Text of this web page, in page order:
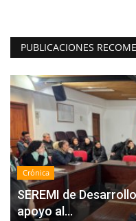
PUBLICACIONES
Crónica
SEREMI de
apoyo al...